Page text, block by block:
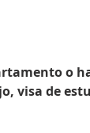
o
visa de